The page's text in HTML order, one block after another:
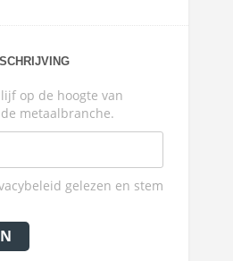
op de hoogte van
metaalbranche.
gelezen en stem